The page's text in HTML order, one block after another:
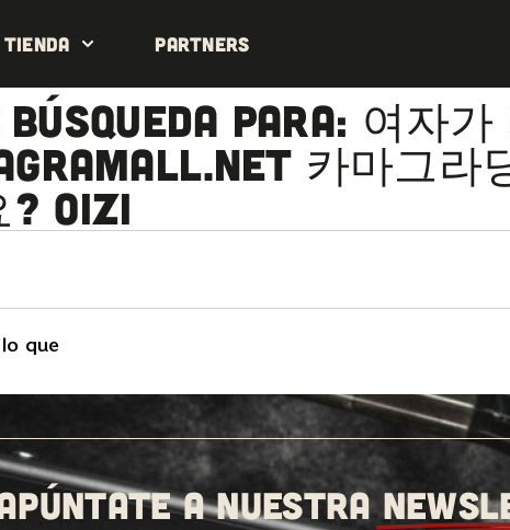
Tienda Partners
para: 여자가
카마그라
? oizi
que
A NUESTRA